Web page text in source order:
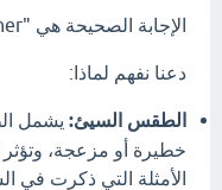
الإجابة الصحيحة هي "bad weather" (الطقس السيئ).
دعنا نفهم لماذا:
الطقس السيئ: يشمل
خطيرة أو مزعجة، وتؤثر
الأمثلة التي ذكرت في